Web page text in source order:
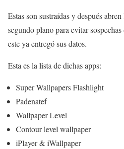
Estas son sustraídas y después
segundo plano para evitar
este ya entregó sus datos.
Esta es la lista de dichas apps:
Super Wallpapers Flashlight
Padenatef
Wallpaper Level
Contour level wallpaper
iPlayer & iWallpaper